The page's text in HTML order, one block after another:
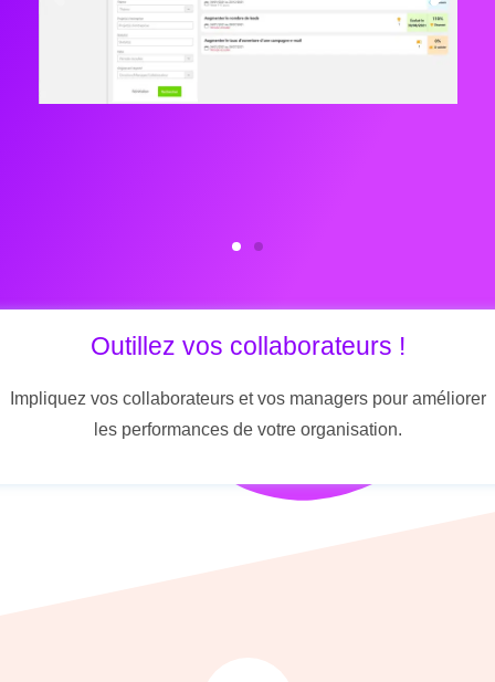
Outillez vos collaborateurs !
Impliquez vos collaborateurs et vos managers pour améliorer
les performances de votre organisation.